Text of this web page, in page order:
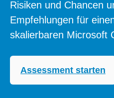
Risiken und Chancen
Empfehlungen für
skalierbaren Microsoft
Assessment starten